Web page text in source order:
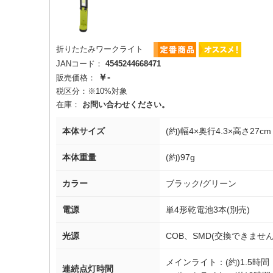
折りたたみワークライト
JANコード： 4545244668471
販売価格：
￥-
税区分： ※10%対象
在庫：
お問い合わせください。
本体サイズ (約)幅4×奥行4.3×高さ27cm
本体重量 (約)97g
カラー ブラック/グリーン
電源 単4形乾電池3本(別売)
光源 COB、SMD(交換できませ
連続点灯時間
メインライト：(約)1.5時間